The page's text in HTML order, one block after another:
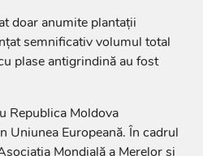
doar anumite plantații
semnificativ volumul total
plase antigrindină au fost
Republica Moldova
Uniunea Europeană. În cadrul
Mondială a Merelor și